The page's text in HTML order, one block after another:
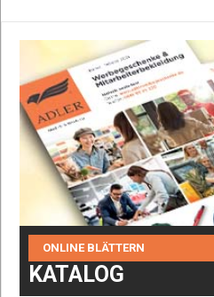
ONLINE BLÄTTERN
KATALOG